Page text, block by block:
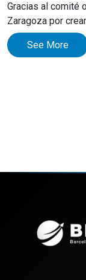
Gracias al comité
Zaragoza por
See More